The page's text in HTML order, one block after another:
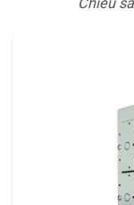
Chiếu